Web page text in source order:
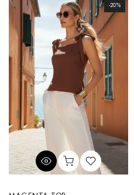
-20%